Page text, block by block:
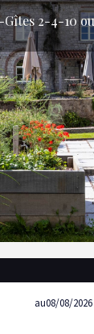
2-4-10
au